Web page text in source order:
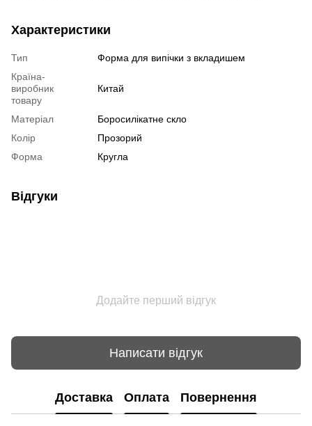
Характеристики
Тип
Форма для випічки з вкладишем
Країна-
виробник
товару
Китай
Матеріал
Боросилікатне скло
Колір
Прозорий
Форма
Кругла
Відгуки
Додайте перший відгук
Написати відгук
Доставка Оплата Повернення